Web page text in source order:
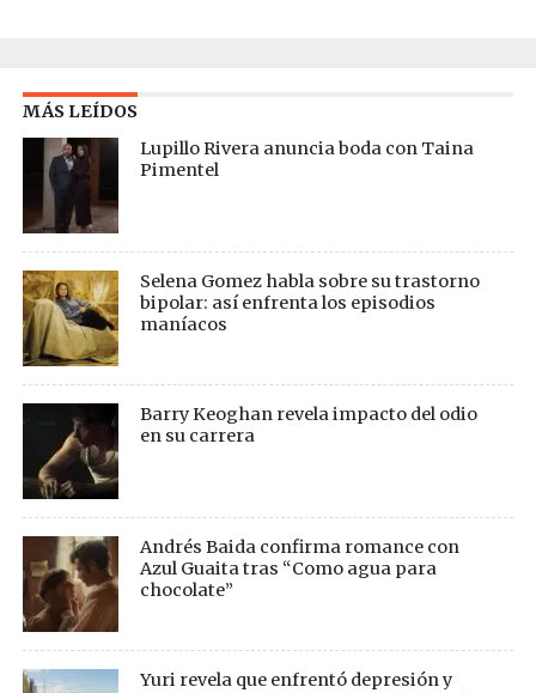
MÁS LEÍDOS
Lupillo Rivera anuncia boda con Taina
Pimentel
Selena Gomez habla sobre su trastorno
bipolar: así enfrenta los episodios
maníacos
Barry Keoghan revela impacto del odio
en su carrera
Andrés Baida confirma romance con
Azul Guaita tras “Como agua para
chocolate”
Yuri revela que enfrentó depresión y